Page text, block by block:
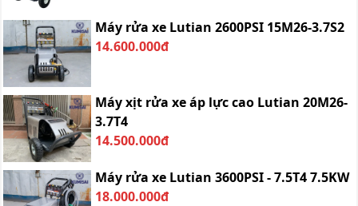
Máy rửa xe Lutian 2600PSI 15M26-3.7S2
14.600.000đ
Máy xịt rửa xe áp lực cao Lutian 20M26-
3.7T4
14.500.000đ
Máy rửa xe Lutian 3600PSI - 7.5T4 7.5KW
18.000.000đ